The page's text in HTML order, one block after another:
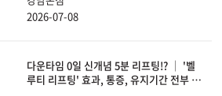
2026-07-08
다운타임 0일 신개념 5분 리프팅!? │ '벨
루티 리프팅' 효과, 통증, 유지기간 전부 공